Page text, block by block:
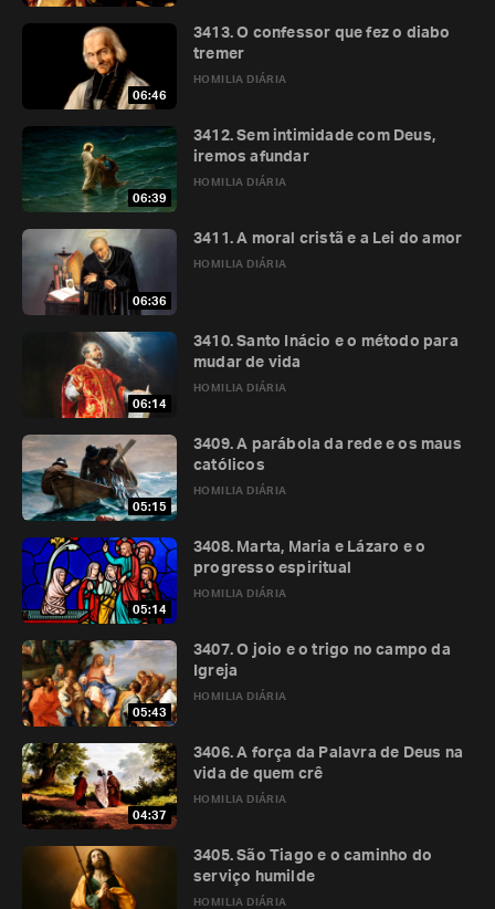
06:46
HOMILIA DIÁRIA
3413. O confessor que fez o diabo
tremer
06:39
HOMILIA DIÁRIA
3412. Sem intimidade com Deus,
iremos afundar
06:36
HOMILIA DIÁRIA
3411. A moral cristã e a Lei do amor
06:14
HOMILIA DIÁRIA
3410. Santo Inácio e o método para
mudar de vida
05:15
HOMILIA DIÁRIA
3409. A parábola da rede e os maus
católicos
05:14
HOMILIA DIÁRIA
3408. Marta, Maria e Lázaro e o
progresso espiritual
05:43
HOMILIA DIÁRIA
3407. O joio e o trigo no campo da
Igreja
04:37
HOMILIA DIÁRIA
3406. A força da Palavra de Deus na
vida de quem crê
HOMILIA DIÁRIA
3405. São Tiago e o caminho do
serviço humilde